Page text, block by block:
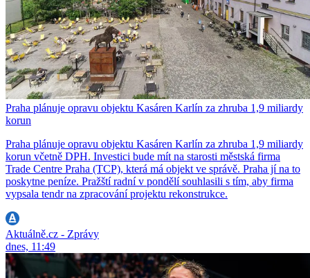
Praha plánuje opravu objektu Kasáren Karlín za zhruba 1,9 miliardy
korun
Praha plánuje opravu objektu Kasáren Karlín za zhruba 1,9 miliardy
korun včetně DPH. Investici bude mít na starosti městská firma
Trade Centre Praha (TCP), která má objekt ve správě. Praha jí na to
poskytne peníze. Pražští radní v pondělí souhlasili s tím, aby firma
vypsala tendr na zpracování projektu rekonstrukce.
Aktuálně.cz - Zprávy
dnes, 11:49